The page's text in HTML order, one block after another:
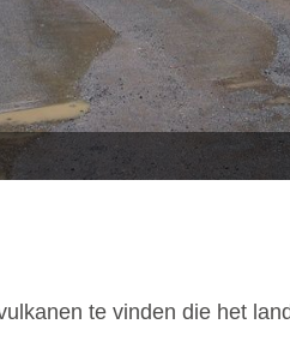
te vinden die het